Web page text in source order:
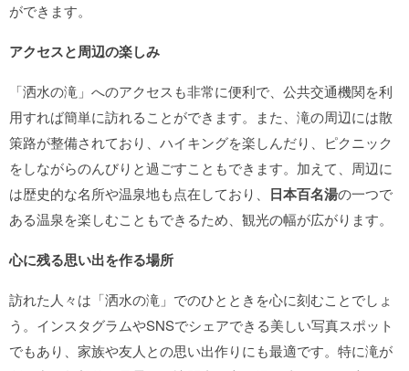
ができます。
アクセスと周辺の楽しみ
「洒水の滝」へのアクセスも非常に便利で、公共交通機関を利
用すれば簡単に訪れることができます。また、滝の周辺には散
策路が整備されており、ハイキングを楽しんだり、ピクニック
をしながらのんびりと過ごすこともできます。加えて、周辺に
は歴史的な名所や温泉地も点在しており、 日本百名湯の一つで
ある温泉を楽しむこともできるため、観光の幅が広がります。
心に残る思い出を作る場所
訪れた人々は「洒水の滝」でのひとときを心に刻むことでしょ
う。インスタグラムやSNSでシェアできる美しい写真スポット
でもあり、家族や友人との思い出作りにも最適です。特に滝が